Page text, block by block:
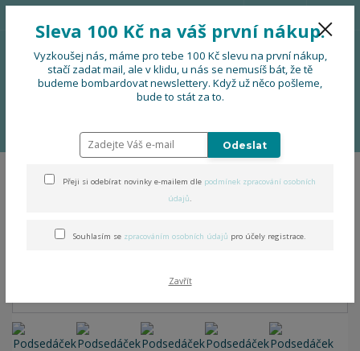
Menu
0 Kč
Podsedáček jarní/podzimní
folklorní (zapínání na gumu)
Sleva 100 Kč na váš první nákup.
Vyzkoušej nás, máme pro tebe 100 Kč slevu na první nákup,
stačí zadat mail, ale v klidu, u nás se nemusíš bát, že tě
budeme bombardovat newslettery. Když už něco pošleme,
bude to stát za to.
Odeslat
Přeji si odebírat novinky e-mailem dle podmínek zpracování osobních
údajů.
Souhlasím se zpracováním osobních údajů pro účely registrace.
Zavřít